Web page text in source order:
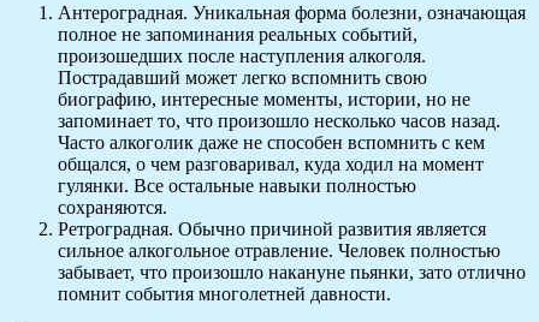
Антероградная. Уникальная форма болезни, означающая
полное не запоминания реальных событий,
произошедших после наступления алкоголя.
Пострадавший может легко вспомнить свою
биографию, интересные моменты, истории, но не
запоминает то, что произошло несколько часов назад.
Часто алкоголик даже не способен вспомнить с кем
общался, о чем разговаривал, куда ходил на момент
гулянки. Все остальные навыки полностью
сохраняются.
Ретроградная. Обычно причиной развития является
сильное алкогольное отравление. Человек полностью
забывает, что произошло накануне пьянки, зато отлично
помнит события многолетней давности.